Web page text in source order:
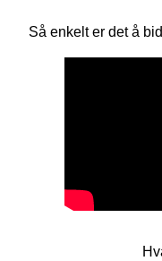
Så enkelt er det å